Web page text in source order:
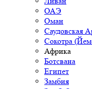
ОАЭ
Оман
Саудовская
Сокотра
Африка
Ботсвана
Египет
Замбия